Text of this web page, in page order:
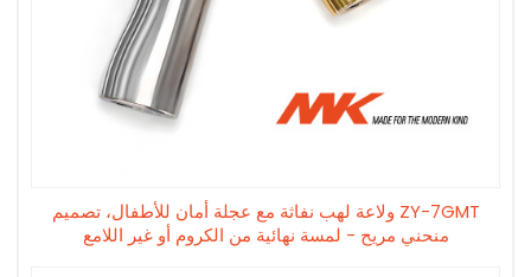
ZY-7GMT ولاعة لهب نفاثة مع عجلة أمان للأطفال، تصميم
منحني مريح - لمسة نهائية من الكروم أو غير اللامع